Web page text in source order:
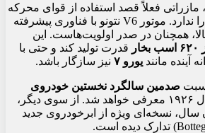
مازراتی فعلاً قصد استفاده از قوای محرکه
الکتریکی در این خودرو را ندارد. موتور V6 نتونو با فناوری پیشرفته
همچنان در صدر اولویت‌هاست. این
قدرت تولید کند و حتی با
آینده مانند یورو ۷ نیز سازگار باشد.
صدمین سالگرد نخستین خودروی
در سال ۱۹۲۶ معرفی خواهد شد. از سوی دیگر،
سال، نسخه‌ای ویژه از ابرخودروی جدید